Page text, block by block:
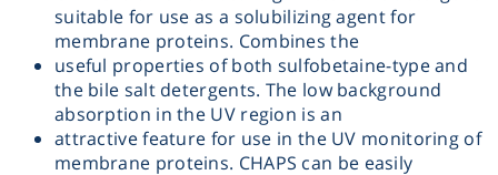
suitable for use as a solubilizing agent for
membrane proteins. Combines the
useful properties of both sulfobetaine-type and
the bile salt detergents. The low background
absorption in the UV region is an
attractive feature for use in the UV monitoring of
membrane proteins. CHAPS can be easily
Instrumentation
Microscopy